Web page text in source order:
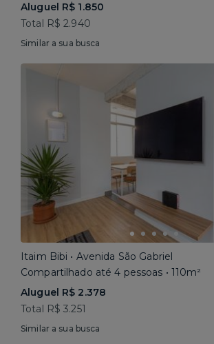
Aluguel R$ 1.850
Total R$ 2.940
Similar a sua busca
Itaim Bibi • Avenida São Gabriel
Compartilhado até 4 pessoas • 110m²
Aluguel R$ 2.378
Total R$ 3.251
Similar a sua busca